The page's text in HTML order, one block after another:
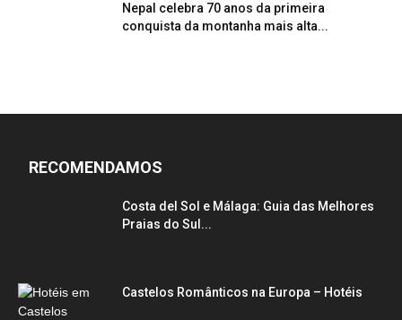
Nepal celebra 70 anos da primeira
conquista da montanha mais alta...
RECOMENDAMOS
Costa del Sol e Málaga: Guia das Melhores
Praias do Sul...
Castelos Românticos na Europa – Hotéis